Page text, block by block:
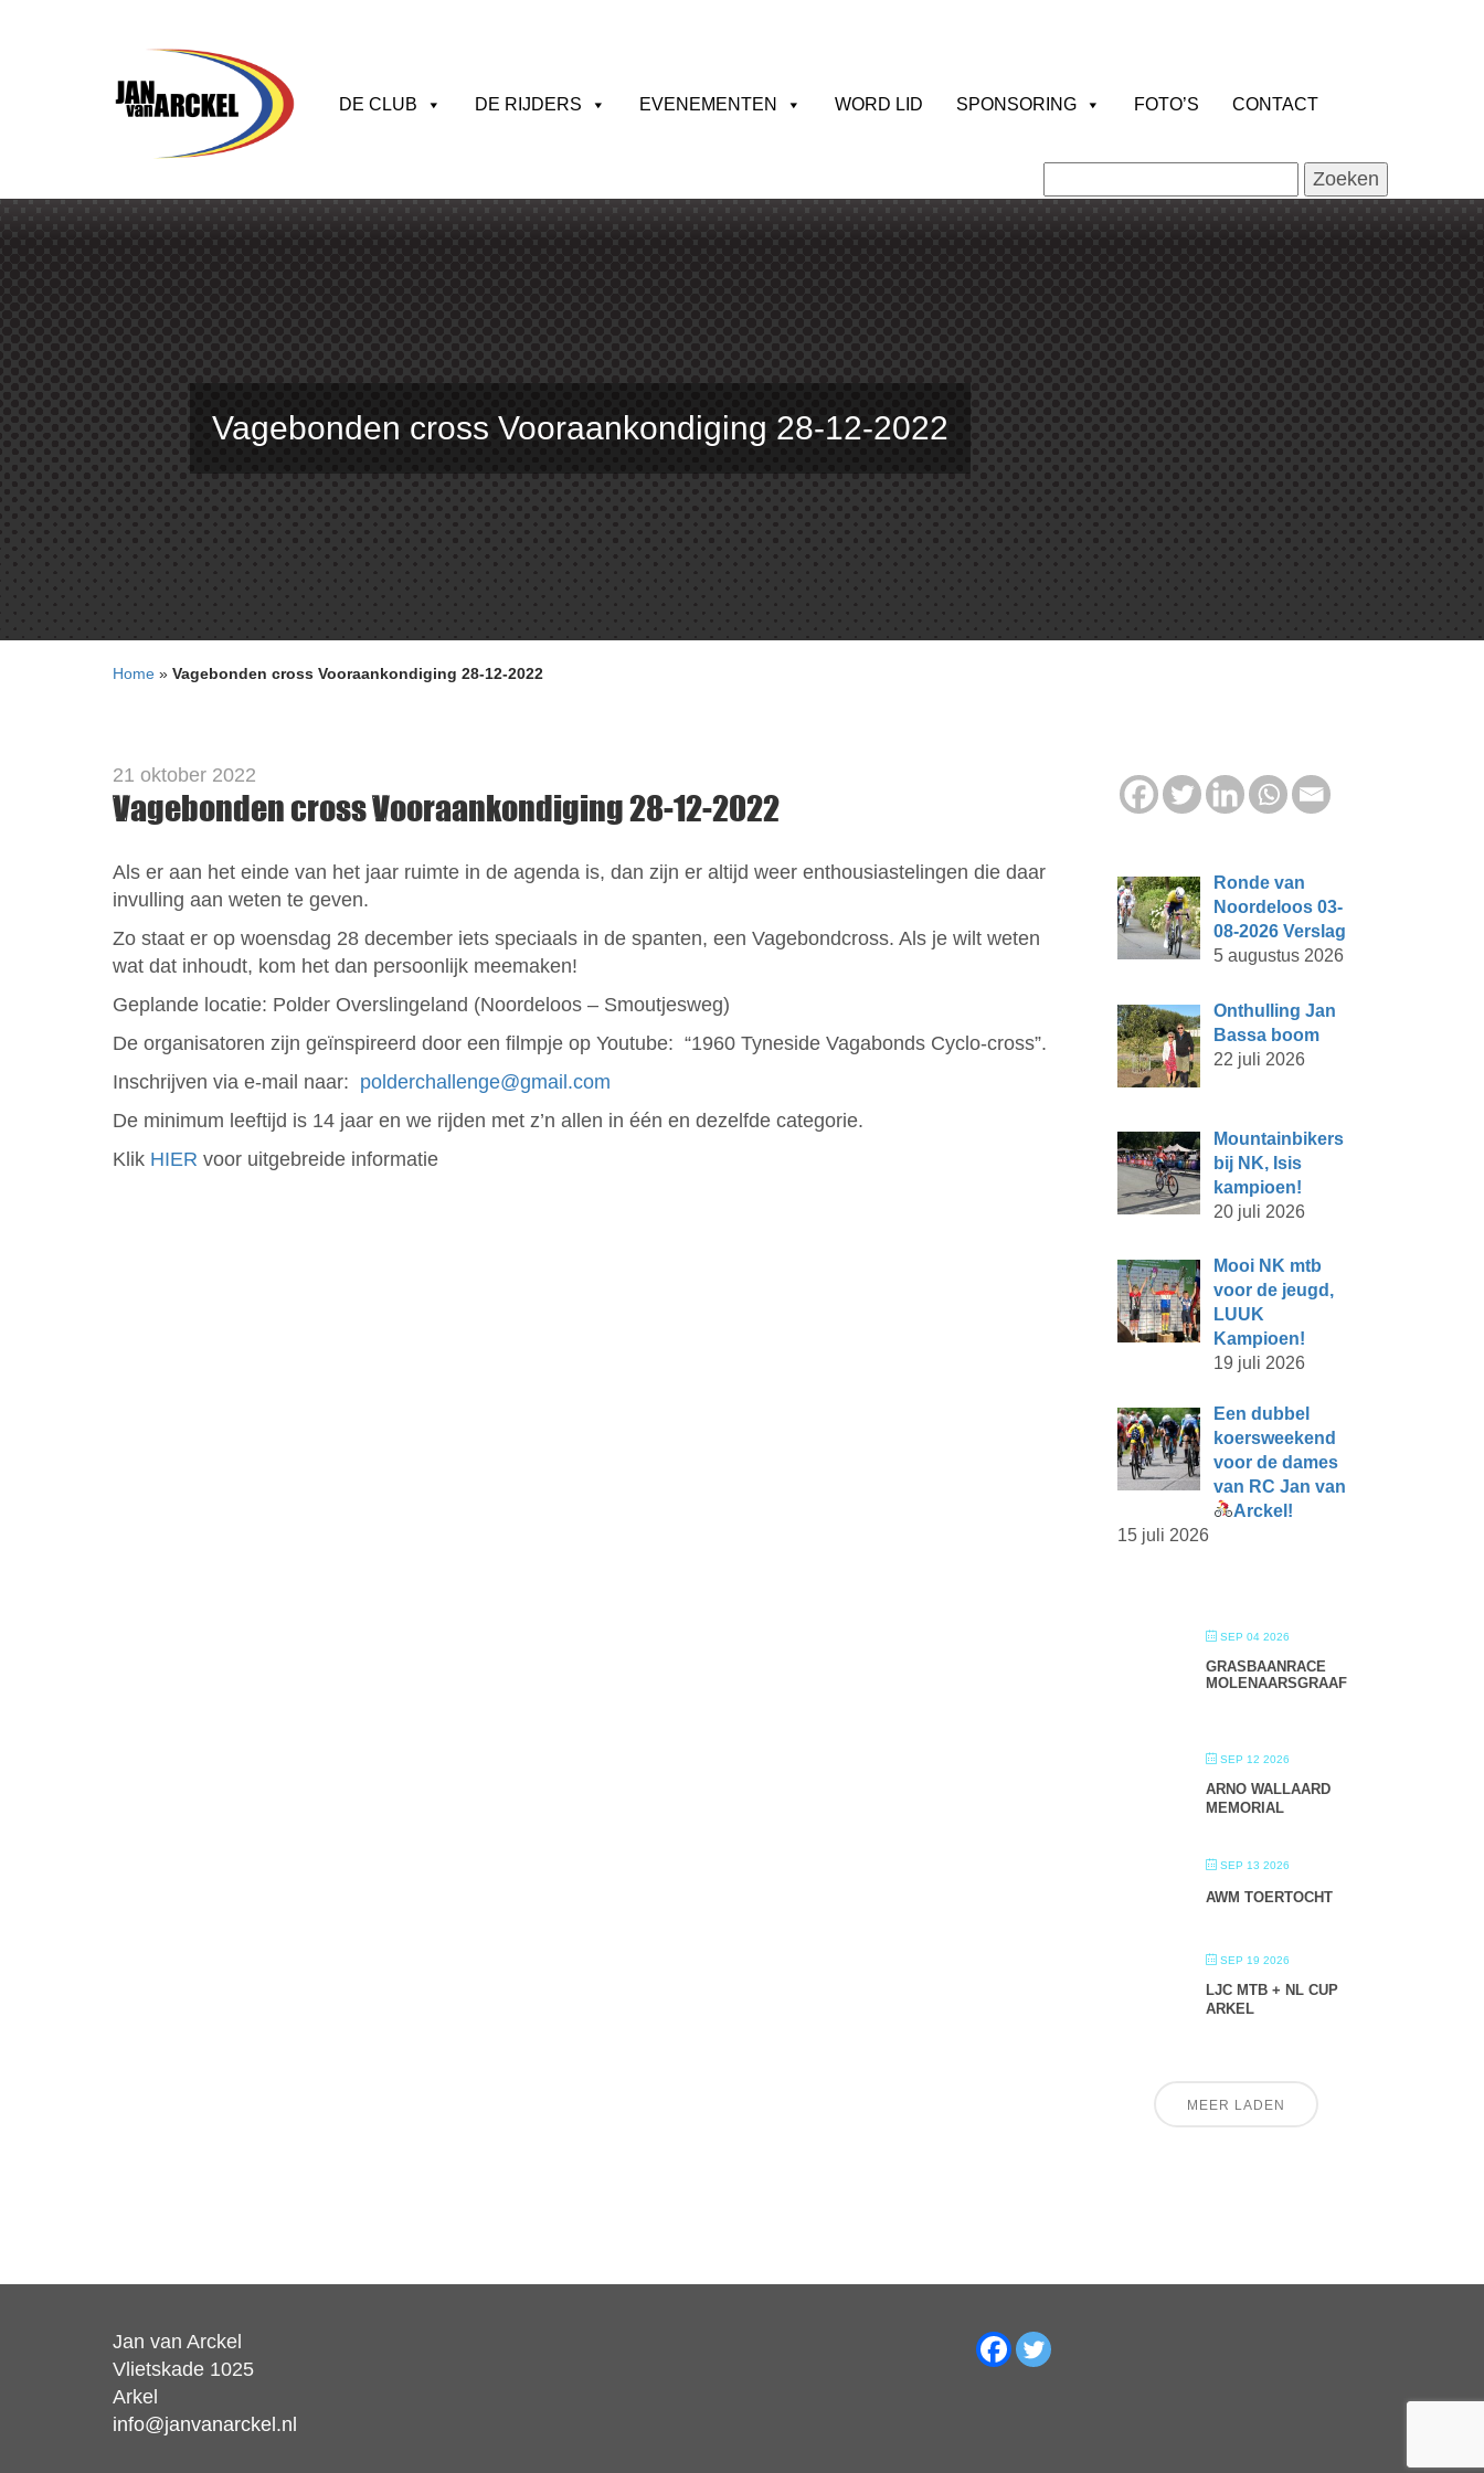
DE CLUB DE RIJDERS EVENEMENTEN WORD LID SPONSORING FOTO’S CONTACT
naar:
Vagebonden cross Vooraankondiging 28-12-2022
Home » Vagebonden cross Vooraankondiging 28-12-2022
21 oktober 2022
Vagebonden cross Vooraankondiging 28-12-2022
Als er aan het einde van het jaar ruimte in de agenda is, dan zijn er altijd weer enthousiastelingen die daar
invulling aan weten te geven.
Zo staat er op woensdag 28 december iets speciaals in de spanten, een Vagebondcross. Als je wilt weten
wat dat inhoudt, kom het dan persoonlijk meemaken!
Geplande locatie: Polder Overslingeland (Noordeloos – Smoutjesweg)
De organisatoren zijn geïnspireerd door een filmpje op Youtube: “1960 Tyneside Vagabonds Cyclo-cross”.
Inschrijven via e-mail naar: polderchallenge@gmail.com
De minimum leeftijd is 14 jaar en we rijden met z’n allen in één en dezelfde categorie.
Klik HIER voor uitgebreide informatie
Ronde van
Noordeloos 03-
08-2026 Verslag
5 augustus 2026
Onthulling Jan
Bassa boom
22 juli 2026
Mountainbikers
bij NK, Isis
kampioen!
20 juli 2026
Mooi NK mtb
voor de jeugd,
LUUK
Kampioen!
19 juli 2026
Een dubbel
koersweekend
voor de dames
van RC Jan van
Arckel!
15 juli 2026
SEP 04 2026
GRASBAANRACE
MOLENAARSGRAAF
SEP 12 2026
ARNO WALLAARD
MEMORIAL
SEP 13 2026
AWM TOERTOCHT
SEP 19 2026
LJC MTB + NL CUP
ARKEL
MEER LADEN
Jan van Arckel
Vlietskade 1025
Arkel
info@janvanarckel.nl